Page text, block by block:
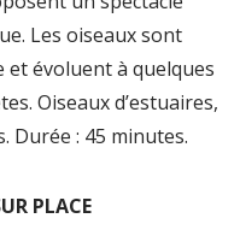
Les oiseaux sont
évoluent à quelques
Oiseaux d’estuaires,
Durée : 45 minutes.
PLACE